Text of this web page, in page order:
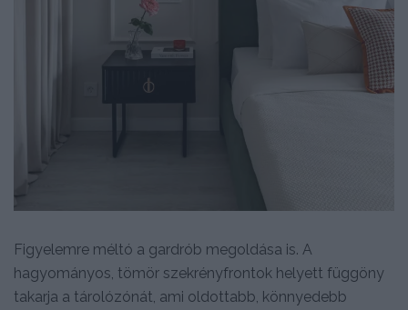
Figyelemre méltó a gardrób megoldása is. A
hagyományos, tömör szekrényfrontok helyett függöny
takarja a tárolózónát, ami oldottabb, könnyedebb